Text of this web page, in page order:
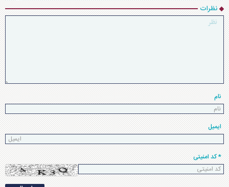
نظرات
نام
ایمیل
* کد امنیتی